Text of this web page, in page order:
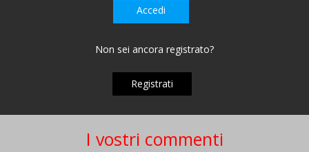
Accedi
Non sei ancora registrato?
Registrati
I vostri commenti